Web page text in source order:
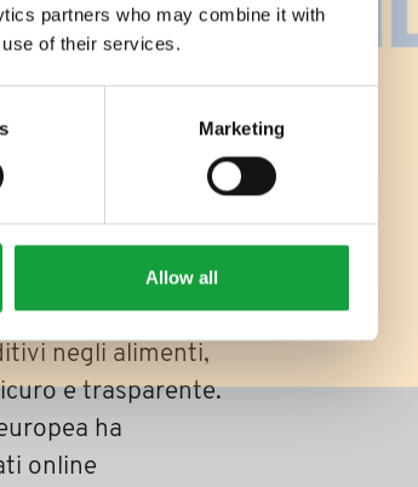
partners who may combine it with
of their services.
Marketing
Allow all
dall’autorità
nei prodotti
il colore, il
di conservazione.
esaltatori di
a volte utili per la
del tutto inutili.
due nuovi
negli alimenti,
e trasparente.
ha
online